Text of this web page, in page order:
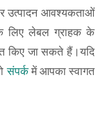
उत्पादन आवश्यकताओं
लिए लेबल ग्राहक के
किए जा सकते हैं।यदि
संपर्कमें आपका स्वागत